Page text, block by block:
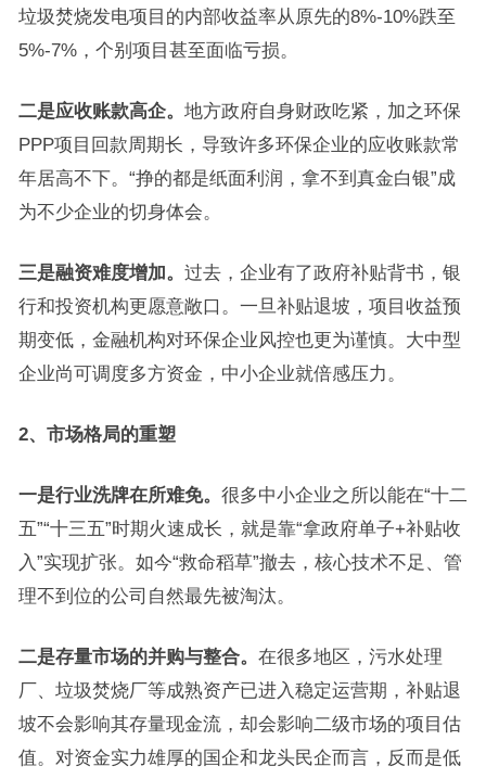
垃圾焚烧发电项目的内部收益率从原先的8%-10%跌至
5%-7%，个别项目甚至面临亏损。
二是应收账款高企。 地方政府自身财政吃紧，加之环保
PPP项目回款周期长，导致许多环保企业的应收账款常
年居高不下。“挣的都是纸面利润，拿不到真金白银”成
为不少企业的切身体会。
三是融资难度增加。 过去，企业有了政府补贴背书，银
行和投资机构更愿意敞口。一旦补贴退坡，项目收益预
期变低，金融机构对环保企业风控也更为谨慎。大中型
企业尚可调度多方资金，中小企业就倍感压力。
2、市场格局的重塑
一是行业洗牌在所难免。 很多中小企业之所以能在“十二
五”“十三五”时期火速成长，就是靠“拿政府单子+补贴收
入”实现扩张。如今“救命稻草”撤去，核心技术不足、管
理不到位的公司自然最先被淘汰。
二是存量市场的并购与整合。 在很多地区，污水处理
厂、垃圾焚烧厂等成熟资产已进入稳定运营期，补贴退
坡不会影响其存量现金流，却会影响二级市场的项目估
值。对资金实力雄厚的国企和龙头民企而言，反而是低